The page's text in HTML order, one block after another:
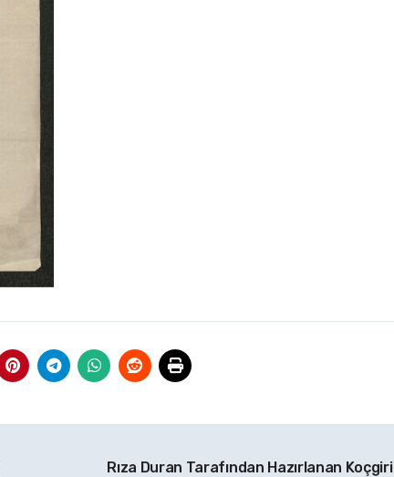
Rıza Duran Tarafından Hazırlanan Koçgiri